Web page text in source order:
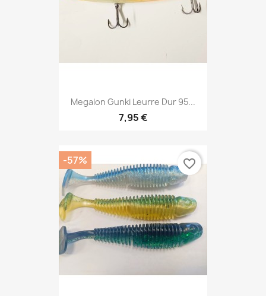
Megalon Gunki Leurre Dur 95...
7,95 €
-57% favorite_border